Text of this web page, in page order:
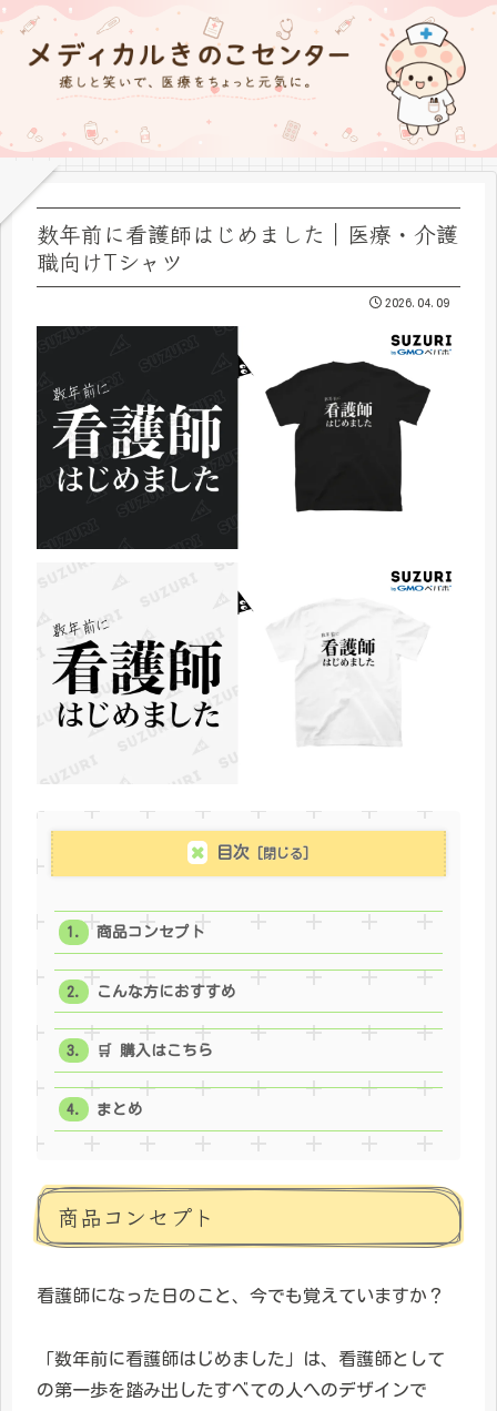
数年前に看護師はじめました｜医療・介護
職向けTシャツ
2026.04.09
目次
商品コンセプト
こんな方におすすめ
🛒 購入はこちら
まとめ
商品コンセプト
看護師になった日のこと、今でも覚えていますか？
「数年前に看護師はじめました」は、看護師として
の第一歩を踏み出したすべての人へのデザインで